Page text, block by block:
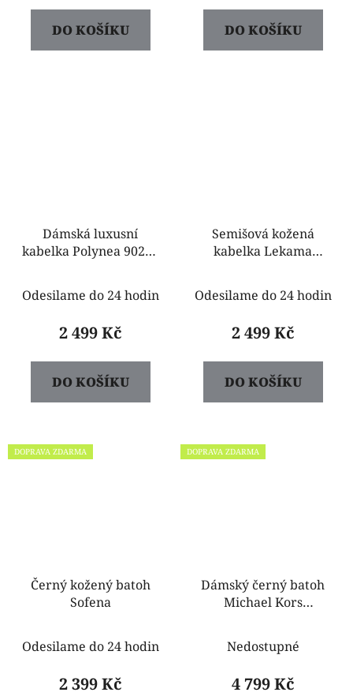
DO KOŠÍKU DO KOŠÍKU
Dámská luxusní
kabelka Polynea 90248
Odesilame do 24 hodin
2 499 Kč
DO KOŠÍKU
Semišová kožená
kabelka Lekama
Odesilame do 24 hodin
2 499 Kč
DO KOŠÍKU
DOPRAVA ZDARMA
Černý kožený batoh
Sofena
Odesilame do 24 hodin
2 399 Kč
DOPRAVA ZDARMA
Dámský černý batoh
Michael Kors
Nedostupné
4 799 Kč